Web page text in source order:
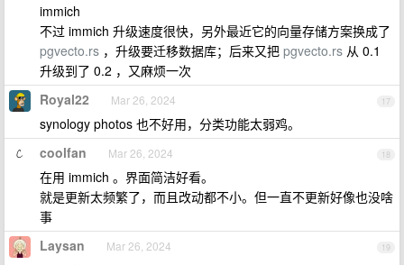
immich
不过 immich 升级速度很快，另外最近它的向量存储方案换成了
pgvecto.rs ，升级要迁移数据库；后来又把 pgvecto.rs 从 0.1
升级到了 0.2 ，又麻烦一次
17
Royal22 Mar 26, 2024
synology photos 也不好用，分类功能太弱鸡。
18
coolfan Mar 26, 2024
在用 immich 。界面简洁好看。
就是更新太频繁了，而且改动都不小。但一直不更新好像也没啥
事
19
Laysan Mar 26, 2024